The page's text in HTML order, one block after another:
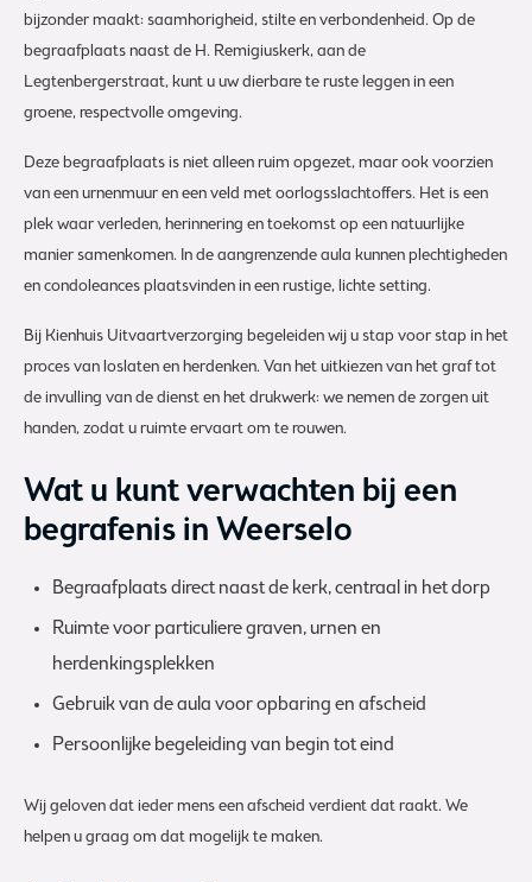
bijzonder maakt: saamhorigheid, stilte en verbondenheid. Op de
begraafplaats naast de H. Remigiuskerk, aan de
Legtenbergerstraat, kunt u uw dierbare te ruste leggen in een
groene, respectvolle omgeving.
Deze begraafplaats is niet alleen ruim opgezet, maar ook voorzien
van een urnenmuur en een veld met oorlogsslachtoffers. Het is een
plek waar verleden, herinnering en toekomst op een natuurlijke
manier samenkomen. In de aangrenzende aula kunnen plechtigheden
en condoleances plaatsvinden in een rustige, lichte setting.
Bij Kienhuis Uitvaartverzorging begeleiden wij u stap voor stap in het
proces van loslaten en herdenken. Van het uitkiezen van het graf tot
de invulling van de dienst en het drukwerk: we nemen de zorgen uit
handen, zodat u ruimte ervaart om te rouwen.
Wat u kunt verwachten bij een
begrafenis in Weerselo
Begraafplaats direct naast de kerk, centraal in het dorp
Ruimte voor particuliere graven, urnen en
herdenkingsplekken
Gebruik van de aula voor opbaring en afscheid
Persoonlijke begeleiding van begin tot eind
Wij geloven dat ieder mens een afscheid verdient dat raakt. We
helpen u graag om dat mogelijk te maken.